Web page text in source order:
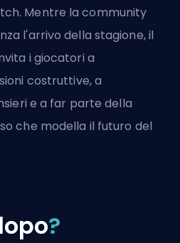
Mentre la community
l'arrivo della stagione, il
i giocatori a
costruttive, a
e a far parte della
che modella il futuro del
?